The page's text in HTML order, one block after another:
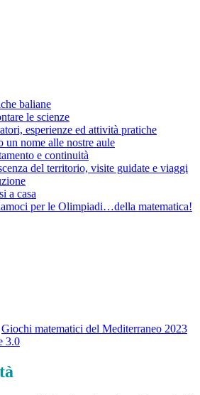
baliane
le scienze
esperienze ed attività pratiche
un nome alle nostre aule
e continuità
del territorio, visite guidate e viaggi
a casa
per le Olimpiadi…della matematica!
Giochi matematici del Mediterraneo 2023
3.0